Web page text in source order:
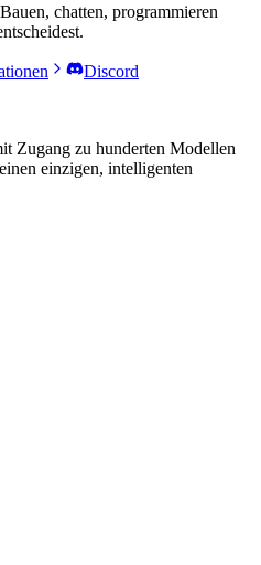
chatten, programmieren
Discord
Zugang zu hunderten Modellen
einzigen, intelligenten